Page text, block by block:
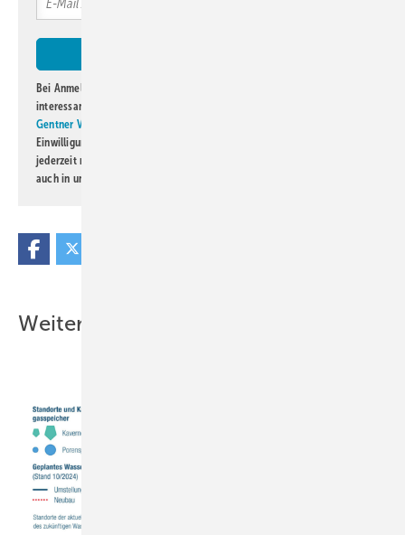
Bei Anmeldung zu diesem Newsletter bin ich damit einverstanden, über
interessante Verlags- und Online-Angebote
Gentner Verlag GmbH & Co. KG
Einwilligung kann ich jederzeit widerrufen und eine Abmeldung ist
jederzeit möglich. Informationen zum Umgang mit Daten finden Sie
auch in unserer
Weitere Inhalte